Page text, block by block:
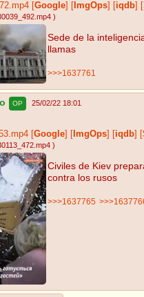
Google ImgOps iqdb
)
Sede de la
llamas
>>>1637761
OP 25/02/22 18:01
Google ImgOps iqdb
)
Civiles de Kiev
contra los rusos
>>>1637765